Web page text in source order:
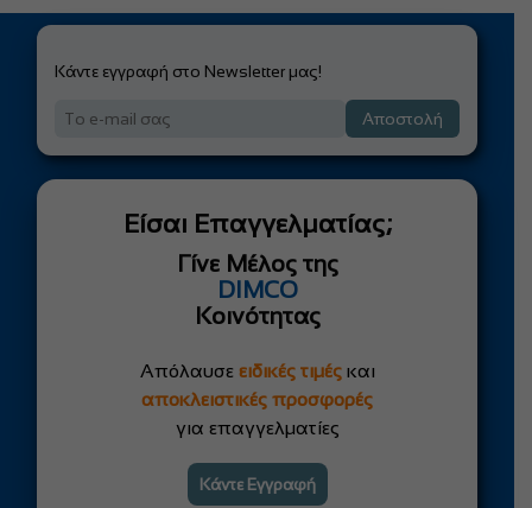
Κάντε εγγραφή στο Newsletter μας!
Αποστολή
Είσαι Επαγγελματίας;
Γίνε Μέλος της
DIMCO
Κοινότητας
Απόλαυσε ειδικές τιμέςκαι
αποκλειστικές προσφορές
για επαγγελματίες
Κάντε Εγγραφή